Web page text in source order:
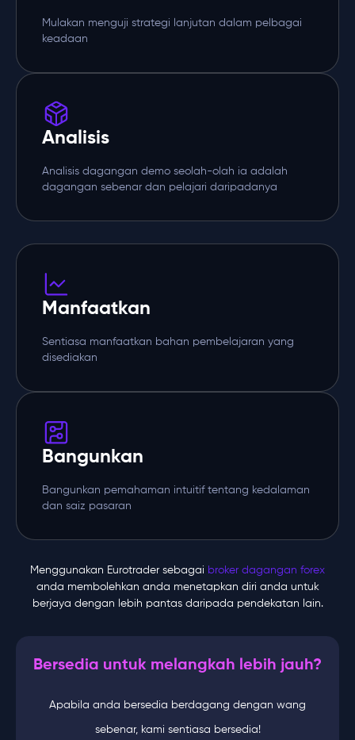
Mulakan menguji strategi lanjutan dalam pelbagai
keadaan
Analisis
Analisis dagangan demo seolah-olah ia adalah
dagangan sebenar dan pelajari daripadanya
Manfaatkan
Sentiasa manfaatkan bahan pembelajaran yang
disediakan
Bangunkan
Bangunkan pemahaman intuitif tentang kedalaman
dan saiz pasaran
Menggunakan Eurotrader sebagai broker dagangan forex
anda membolehkan anda menetapkan diri anda untuk
berjaya dengan lebih pantas daripada pendekatan lain.
Bersedia untuk melangkah lebih jauh?
Apabila anda bersedia berdagang dengan wang
sebenar, kami sentiasa bersedia!